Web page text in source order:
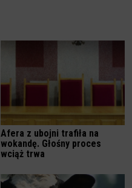
Afera z ubojni trafiła na
wokandę. Głośny proces
wciąż trwa